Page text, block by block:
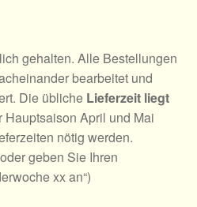
gehalten. Alle Bestellungen
bearbeitet und
Die übliche Lieferzeit liegt
April und Mai
nötig werden.
geben Sie Ihren
xx an“)